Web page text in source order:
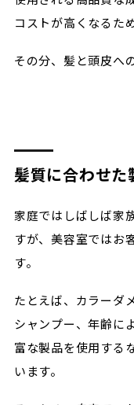
コストが高くなるた
その分、髪と頭皮へ
髪質に合わせた
家庭ではしばしば家
すが、美容室ではお
す。
たとえば、カラーダ
シャンプー、年齢に
富な製品を使用する
います。